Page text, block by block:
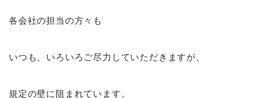
各会社の担当の方々も
いつも、いろいろご尽力していただきますが、
規定の壁に阻まれています。